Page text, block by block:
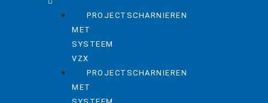
PROJECTSCHARNIEREN
MET
SYSTEEM
VZX
PROJECTSCHARNIEREN
MET